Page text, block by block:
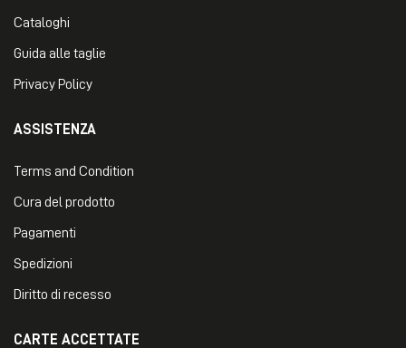
Cataloghi
Guida alle taglie
Privacy Policy
ASSISTENZA
Terms and Condition
Cura del prodotto
Pagamenti
Spedizioni
Diritto di recesso
CARTE ACCETTATE